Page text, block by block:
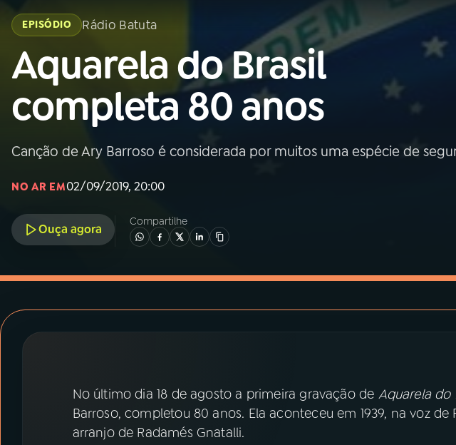
Buscar
na
Rádio
MEC
Buscar
AO VIVO
02A RÁDIO
03PROGRAMAÇÃO
04PROGRAMAS
ÚLTIMAS
na
Rádio
EPISÓDIO Rádio Batuta
Aquarela do Brasil
completa 80 anos
Canção de Ary Barroso é considerada por muitos uma espécie de
NO AR EM02/09/2019, 20:00
Ouça agora
Compartilhe
No último dia 18 de agosto a primeira gravação de Aquarela do
Barroso, completou 80 anos. Ela aconteceu em 1939, na voz de
arranjo de Radamés Gnatalli.